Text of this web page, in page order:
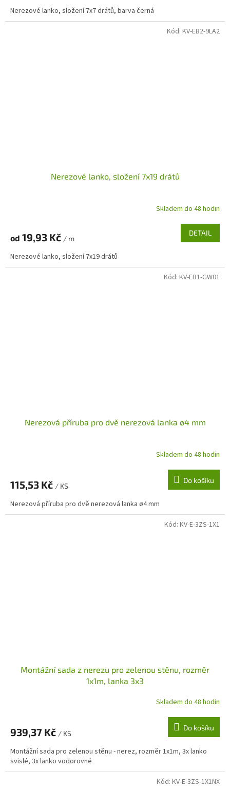
Nerezové lanko, složení 7x7 drátů, barva černá
Nerezové lanko, složení 7x19 drátů
Skladem do 48 hodin
od 19,93 Kč / m
DETAIL
Nerezové lanko, složení 7x19 drátů
Kód: KV-EB2-9LA2
Nerezová příruba pro dvě nerezová lanka ø4 mm
Skladem do 48 hodin
115,53 Kč / KS
Do košíku
Nerezová příruba pro dvě nerezová lanka ø4 mm
Kód: KV-EB1-GW01
Montážní sada z nerezu pro zelenou stěnu, rozměr
1x1m, lanka 3x3
Skladem do 48 hodin
939,37 Kč / KS
Do košíku
Montážní sada pro zelenou stěnu - nerez, rozměr 1x1m, 3x lanko
svislé, 3x lanko vodorovné
Kód: KV-E-3ZS-1X1
Kód: KV-E-3ZS-1X1NX